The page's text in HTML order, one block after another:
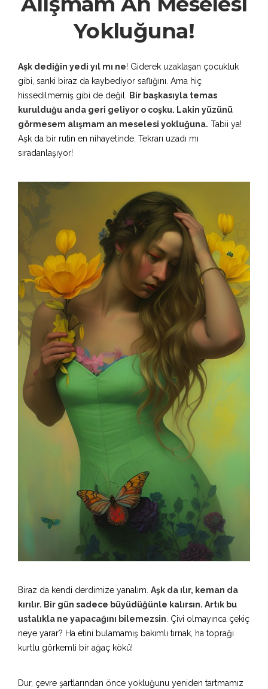
Yokluğuna!
Aşk dediğin yedi yıl mı ne! Giderek uzaklaşan çocukluk
gibi, sanki biraz da kaybediyor saflığını. Ama hiç
hissedilmemiş gibi de değil. Bir başkasıyla temas
kurulduğu anda geri geliyor o coşku. Lakin yüzünü
görmesem alışmam an meselesi yokluğuna. Tabii ya!
Aşk da bir rutin en nihayetinde. Tekrarı uzadı mı
sıradanlaşıyor!
Biraz da kendi derdimize yanalım. Aşk da ılır, keman da
kırılır. Bir gün sadece büyüdüğünle kalırsın. Artık bu
ustalıkla ne yapacağını bilemezsin . Çivi olmayınca çekiç
neye yarar? Ha etini bulamamış bakımlı tırnak, ha toprağı
kurtlu görkemli bir ağaç kökü!
Dur, çevre şartlarından önce yokluğunu yeniden tartmamız